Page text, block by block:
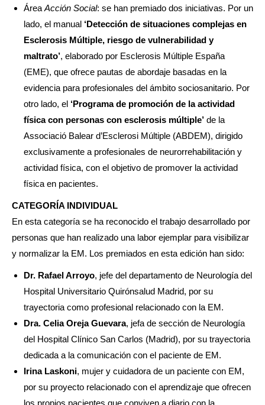
Área Acción Social: se han premiado dos iniciativas. Por un
lado, el manual ‘Detección de situaciones complejas en
Esclerosis Múltiple, riesgo de vulnerabilidad y
maltrato’, elaborado por Esclerosis Múltiple España
(EME), que ofrece pautas de abordaje basadas en la
evidencia para profesionales del ámbito sociosanitario. Por
otro lado, el ‘Programa de promoción de la actividad
física con personas con esclerosis múltiple’ de la
Associació Balear d’Esclerosi Múltiple (ABDEM), dirigido
exclusivamente a profesionales de neurorrehabilitación y
actividad física, con el objetivo de promover la actividad
física en pacientes.
CATEGORÍA INDIVIDUAL
En esta categoría se ha reconocido el trabajo desarrollado por
personas que han realizado una labor ejemplar para visibilizar
y normalizar la EM. Los premiados en esta edición han sido:
Dr. Rafael Arroyo, jefe del departamento de Neurología del
Hospital Universitario Quirónsalud Madrid, por su
trayectoria como profesional relacionado con la EM.
Dra. Celia Oreja Guevara, jefa de sección de Neurología
del Hospital Clínico San Carlos (Madrid), por su trayectoria
dedicada a la comunicación con el paciente de EM.
Irina Laskoni, mujer y cuidadora de un paciente con EM,
por su proyecto relacionado con el aprendizaje que ofrecen
los propios pacientes que conviven a diario con la